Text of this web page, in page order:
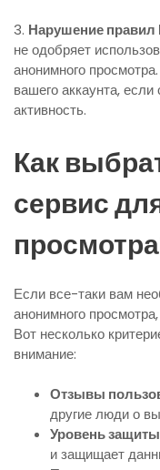
3. Нарушение правил
не одобряет
анонимного
вашего аккаунта,
активность.
Как
сервис
Если все-таки вам
анонимного
Вот несколько
внимание:
Отзывы
другие люди о
Уровень
и защищает